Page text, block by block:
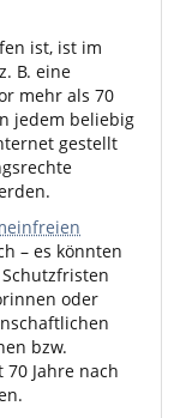
ist, ist im
B. eine
mehr als 70
jedem beliebig
gestellt
– es könnten
oder
bzw.
Jahre nach